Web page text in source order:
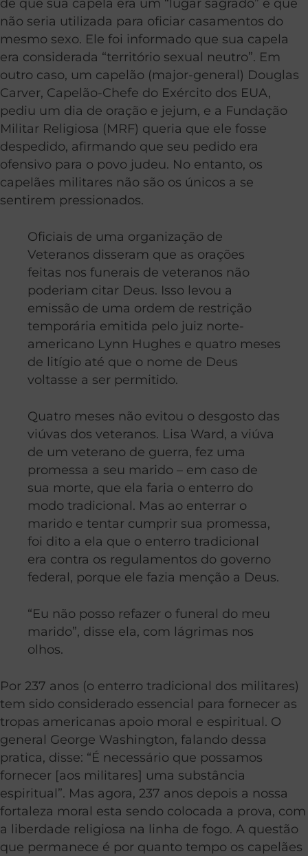
de que sua capela era um “lugar sagrado” e que
não seria utilizada para oficiar casamentos do
mesmo sexo. Ele foi informado que sua capela
era considerada “território sexual neutro”. Em
outro caso, um capelão (major-general) Douglas
Carver, Capelão-Chefe do Exército dos EUA,
pediu um dia de oração e jejum, e a Fundação
Militar Religiosa (MRF) queria que ele fosse
despedido, afirmando que seu pedido era
ofensivo para o povo judeu. No entanto, os
capelães militares não são os únicos a se
sentirem pressionados.
Oficiais de uma organização de
Veteranos disseram que as orações
feitas nos funerais de veteranos não
poderiam citar Deus. Isso levou a
emissão de uma ordem de restrição
temporária emitida pelo juiz norte-
americano Lynn Hughes e quatro meses
de litígio até que o nome de Deus
voltasse a ser permitido.
Quatro meses não evitou o desgosto das
viúvas dos veteranos. Lisa Ward, a viúva
de um veterano de guerra, fez uma
promessa a seu marido – em caso de
sua morte, que ela faria o enterro do
modo tradicional. Mas ao enterrar o
marido e tentar cumprir sua promessa,
foi dito a ela que o enterro tradicional
era contra os regulamentos do governo
federal, porque ele fazia menção a Deus.
“Eu não posso refazer o funeral do meu
marido”, disse ela, com lágrimas nos
olhos.
Por 237 anos (o enterro tradicional dos militares)
tem sido considerado essencial para fornecer as
tropas americanas apoio moral e espiritual. O
general George Washington, falando dessa
pratica, disse: “É necessário que possamos
fornecer [aos militares] uma substância
espiritual”. Mas agora, 237 anos depois a nossa
fortaleza moral esta sendo colocada a prova, com
a liberdade religiosa na linha de fogo. A questão
que permanece é por quanto tempo os capelães